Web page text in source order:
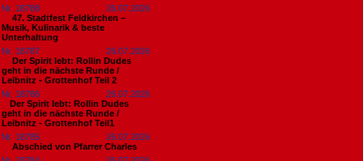
Nr. 18788
26.07.2026
47. Stadtfest Feldkirchen –
Musik, Kulinarik & beste
Unterhaltung
Nr. 18787
26.07.2026
Der Spirit lebt: Rollin Dudes
geht in die nächste Runde /
Leibnitz - Grottenhof Teil 2
Nr. 18786
26.07.2026
​Der Spirit lebt: Rollin Dudes
geht in die nächste Runde /
Leibnitz - Grottenhof Teil1
Nr. 18785
26.07.2026
Abschied von Pfarrer Charles